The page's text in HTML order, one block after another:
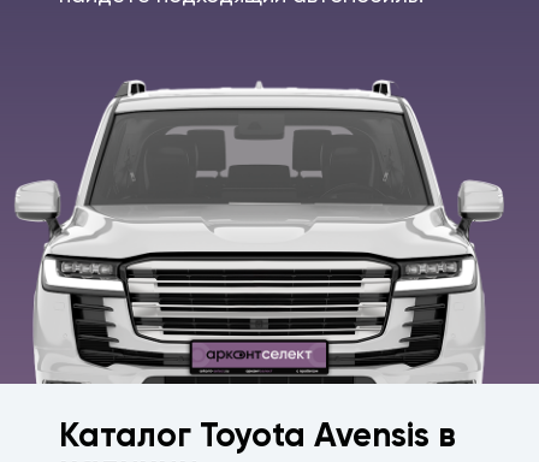
Каталог Toyota Avensis в